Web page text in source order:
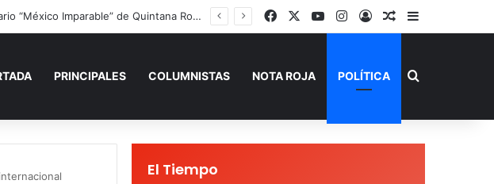
el curso “Aventuras de Verano” FacebookYouTubeInstagram
AccesoPublicación al
Barra lateral
PRINCIPALES COLUMNISTAS NOTA ROJA POLÍTICA Buscar por
El Tiempo